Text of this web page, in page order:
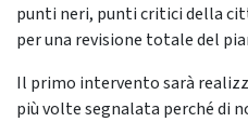
punti neri, punti critici della
per una revisione totale del
Il primo intervento sarà
più volte segnalata perché di